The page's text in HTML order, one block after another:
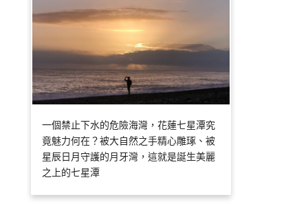
一個禁止下水的危險海灣，花蓮七星潭究
竟魅力何在？被大自然之手精心雕琢、被
星辰日月守護的月牙灣，這就是誕生美麗
之上的七星潭